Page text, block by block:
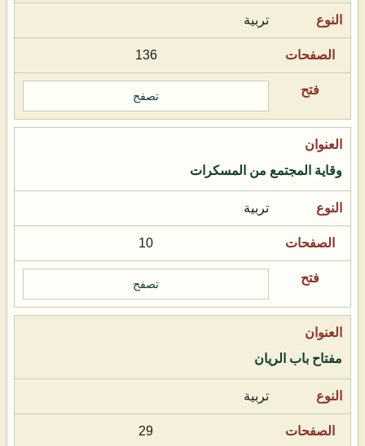
تربية
136
تصفح
وقاية المجتمع من المسكرات
تربية
10
تصفح
مفتاح باب الريان
تربية
29